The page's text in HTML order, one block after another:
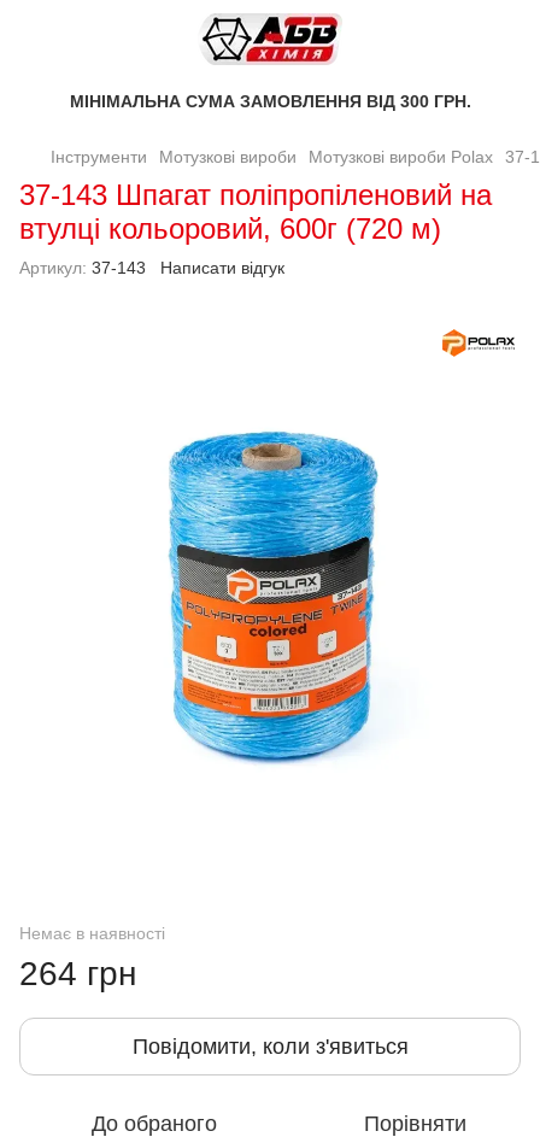
МІНІМАЛЬНА СУМА ЗАМОВЛЕННЯ ВІД 300 ГРН.
Інструменти Мотузкові вироби Мотузкові вироби Polax 37-
37-143 Шпагат поліпропіленовий на
втулці кольоровий, 600г (720 м)
Артикул: 37-143 Написати відгук
Немає в наявності
264 грн
Повідомити, коли з'явиться
До обраного Порівняти